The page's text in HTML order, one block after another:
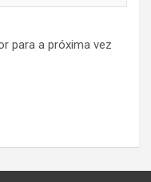
para a próxima vez